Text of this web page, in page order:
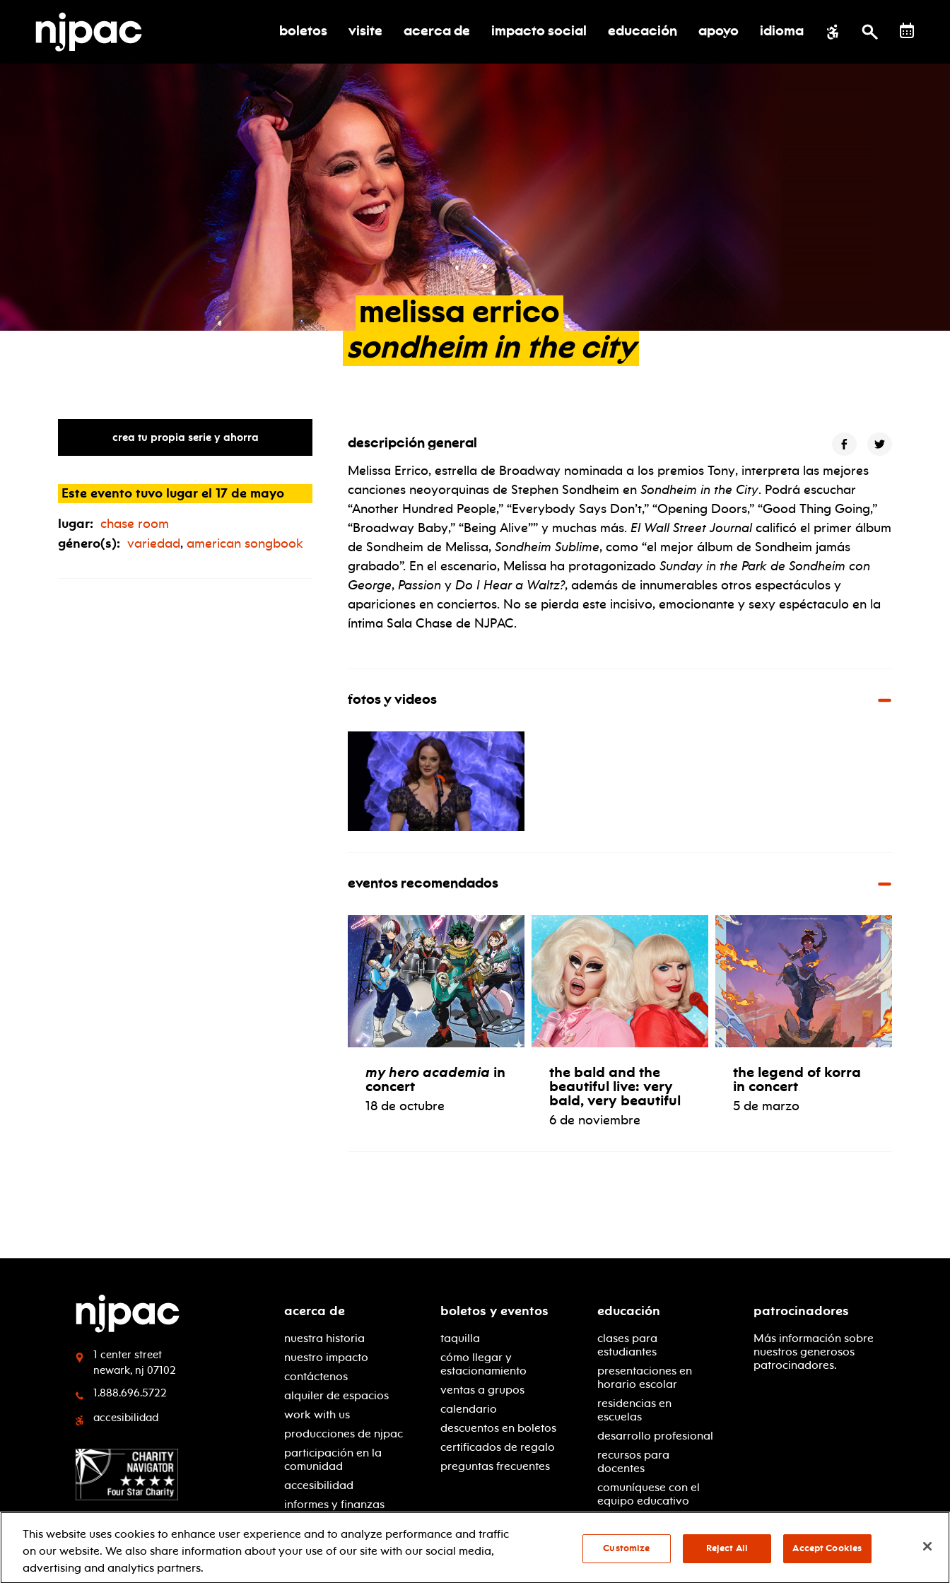
alternar submenú de boletos
boletos alternar submenú de visite
visite alternar submenú de acerca de
acerca de activar/desactivar el submenú de impacto social
impacto social alternar submenú de educación
educación alternar submenú de asistencia
apoyo idioma
melissa errico
sondheim in the city
crea tu propia serie y ahorra
Este evento tuvo lugar el 17 de mayo
lugar: chase room
género(s): variedad, american songbook
descripción general
Melissa Errico, estrella de Broadway nominada a los premios Tony, interpreta las mejores
canciones neoyorquinas de Stephen Sondheim en Sondheim in the City. Podrá escuchar
“Another Hundred People,” “Everybody Says Don’t,” “Opening Doors,” “Good Thing Going,”
“Broadway Baby,” “Being Alive”” y muchas más. El Wall Street Journalcalificó el primer álbum
de Sondheim de Melissa, Sondheim Sublime, como “el mejor álbum de Sondheim jamás
grabado”. En el escenario, Melissa ha protagonizado Sunday in the Park de Sondheim con
George, Passion y Do I Hear a Waltz?, además de innumerables otros espectáculos y
apariciones en conciertos. No se pierda este incisivo, emocionante y sexy espéctaculo en la
íntima Sala Chase de NJPAC.
fotos y videos
eventos recomendados
my hero academia in
concert
18 de octubre
the bald and the
beautiful live: very
bald, very beautiful
6 de noviembre
the legend of korra
in concert
5 de marzo
1 center street
newark, nj 07102
1.888.696.5722
accesibilidad
acerca de
nuestra historia
nuestro impacto
contáctenos
alquiler de espacios
work with us
producciones de njpac
participación en la
comunidad
accesibilidad
informes y finanzas
boletos y eventos
taquilla
cómo llegar y
estacionamiento
ventas a grupos
calendario
descuentos en boletos
certificados de regalo
preguntas frecuentes
educación
clases para
estudiantes
presentaciones en
horario escolar
residencias en
escuelas
desarrollo profesional
recursos para
docentes
comuníquese con el
equipo educativo
patrocinadores
Más información sobre
nuestros generosos
patrocinadores.
facebooktwitterinstagramyoutube política de privacidad términos y condiciones your privacy choices
This website uses cookies to enhance user experience and to analyze performance and traffic
on our website. We also share information about your use of our site with our social media,
advertising and analytics partners.
Customize Reject All Accept Cookies